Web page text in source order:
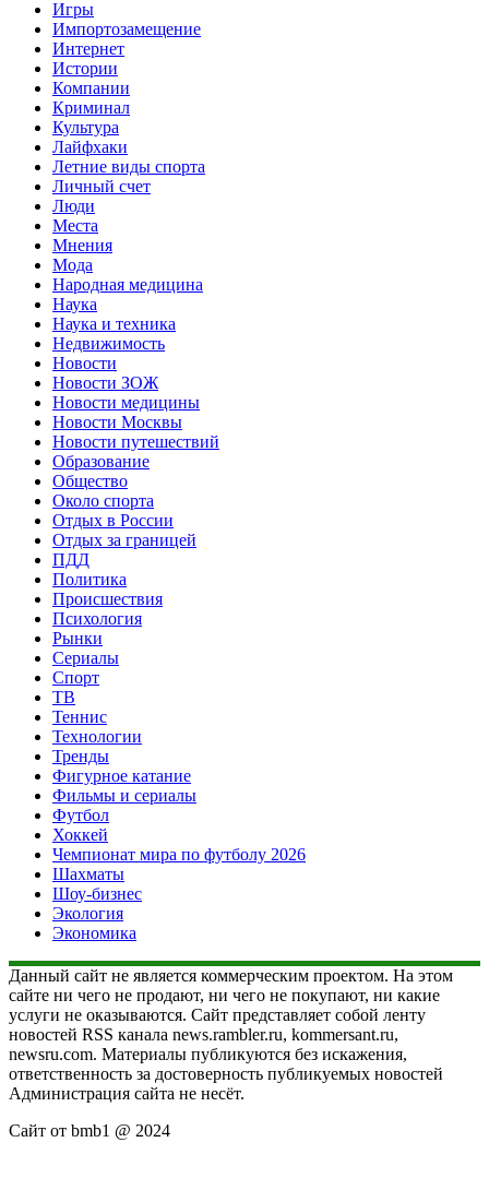
Игры
Импортозамещение
Интернет
Истории
Компании
Криминал
Культура
Лайфхаки
Летние виды спорта
Личный счет
Люди
Места
Мнения
Мода
Народная медицина
Наука
Наука и техника
Недвижимость
Новости
Новости ЗОЖ
Новости медицины
Новости Москвы
Новости путешествий
Образование
Общество
Около спорта
Отдых в России
Отдых за границей
ПДД
Политика
Происшествия
Психология
Рынки
Сериалы
Спорт
ТВ
Теннис
Технологии
Тренды
Фигурное катание
Фильмы и сериалы
Футбол
Хоккей
Чемпионат мира по футболу 2026
Шахматы
Шоу-бизнес
Экология
Экономика
Данный сайт не является коммерческим проектом. На этом
сайте ни чего не продают, ни чего не покупают, ни какие
услуги не оказываются. Сайт представляет собой ленту
новостей RSS канала news.rambler.ru, kommersant.ru,
newsru.com. Материалы публикуются без искажения,
ответственность за достоверность публикуемых новостей
Администрация сайта не несёт.
Сайт от bmb1 @ 2024